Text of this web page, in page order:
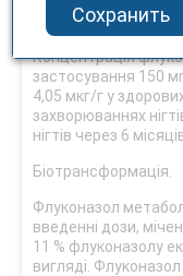
становила 7,1 мкг/г.
Концентрація
застосування 150
4,05 мкг/г у
захворюваннях
нігтів через 6
Біотрансформація.
Флуконазол
введенні дози,
11 % флуконазолу
вигляді. Флуконазол
Сохранить